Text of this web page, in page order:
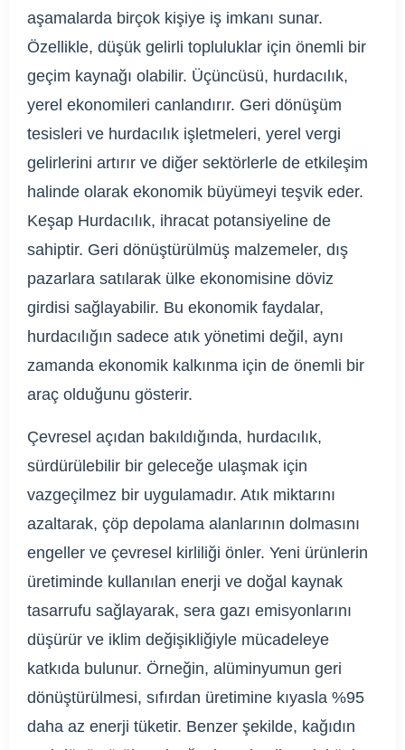
aşamalarda birçok kişiye iş imkanı sunar.
Özellikle, düşük gelirli topluluklar için önemli bir
geçim kaynağı olabilir. Üçüncüsü, hurdacılık,
yerel ekonomileri canlandırır. Geri dönüşüm
tesisleri ve hurdacılık işletmeleri, yerel vergi
gelirlerini artırır ve diğer sektörlerle de etkileşim
halinde olarak ekonomik büyümeyi teşvik eder.
Keşap Hurdacılık, ihracat potansiyeline de
sahiptir. Geri dönüştürülmüş malzemeler, dış
pazarlara satılarak ülke ekonomisine döviz
girdisi sağlayabilir. Bu ekonomik faydalar,
hurdacılığın sadece atık yönetimi değil, aynı
zamanda ekonomik kalkınma için de önemli bir
araç olduğunu gösterir.
Çevresel açıdan bakıldığında, hurdacılık,
sürdürülebilir bir geleceğe ulaşmak için
vazgeçilmez bir uygulamadır. Atık miktarını
azaltarak, çöp depolama alanlarının dolmasını
engeller ve çevresel kirliliği önler. Yeni ürünlerin
üretiminde kullanılan enerji ve doğal kaynak
tasarrufu sağlayarak, sera gazı emisyonlarını
düşürür ve iklim değişikliğiyle mücadeleye
katkıda bulunur. Örneğin, alüminyumun geri
dönüştürülmesi, sıfırdan üretimine kıyasla %95
daha az enerji tüketir. Benzer şekilde, kağıdın